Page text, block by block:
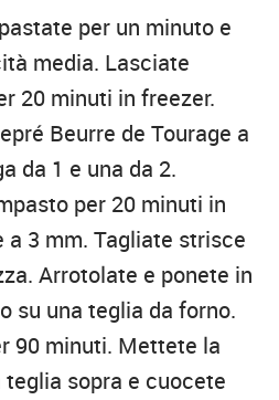
per un minuto e
media. Lasciate
20 minuti in freezer.
Beurre de Tourage a
da 1 e una da 2.
per 20 minuti in
3 mm. Tagliate strisce
Arrotolate e ponete in
su una teglia da forno.
90 minuti. Mettete la
sopra e cuocete